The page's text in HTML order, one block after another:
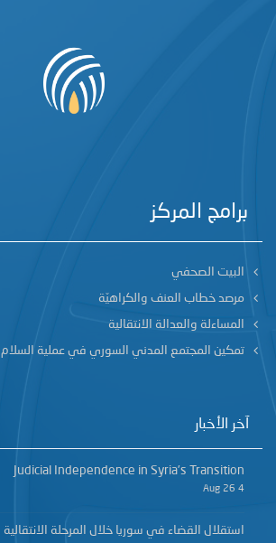
برامج المركز
البيت الصحفي
مرصد خطاب العنف والكراهيّة
المساءلة والعدالة الانتقالية
تمكين المجتمع المدني السوري في عملية السلام
آخر الأخبار
Judicial Independence in Syria’s Transition
4 Aug 26
استقلال القضاء في سوريا خلال المرحلة الانتقالية